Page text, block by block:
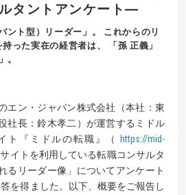
タントアンケート―
ント型）リーダー」。 これからのリ
った実在の経営者は、
「孫 正義」
。
エン・ジャパン株式会社（本社：東
社長：鈴木孝二）が運営するミドル
ト『ミドルの転職』（
https://mid-
イトを利用している転職コンサルタ
るリーダー像」についてアンケート
を得ました。以下、概要をご報告し